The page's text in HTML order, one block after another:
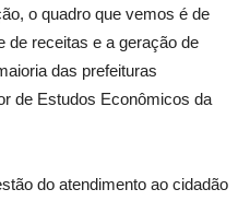
o quadro que vemos é de
de receitas e a geração de
das prefeituras
de Estudos Econômicos da
do atendimento ao cidadão